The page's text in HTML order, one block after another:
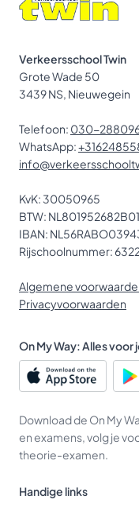
Verkeersschool Twin
Grote Wade 50
3439 NS, Nieuwegein
Telefoon: 030-
WhatsApp:
KvK: 30050965
BTW: NL801952682B01
IBAN:
Rijschoolnummer:
Algemene
Privacyvoorwaarden
On My Way: Alles voor
Download de On My
en examens, volg je
theorie-examen.
Handige links